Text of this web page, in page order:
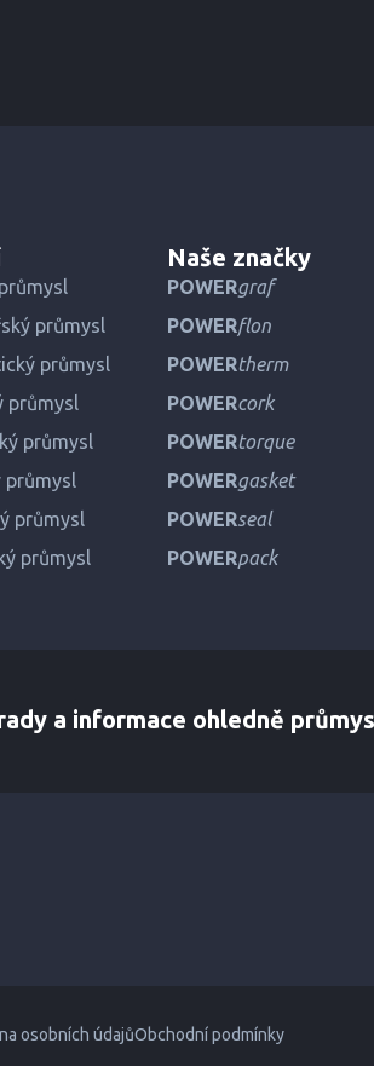
průmysl
průmysl
průmysl
průmysl
průmysl
průmysl
průmysl
Naše značky
POWERgraf
POWERflon
POWERtherm
POWERcork
POWERtorque
POWERgasket
POWERseal
POWERpack
a informace ohledně
osobních údajůObchodní podmínky